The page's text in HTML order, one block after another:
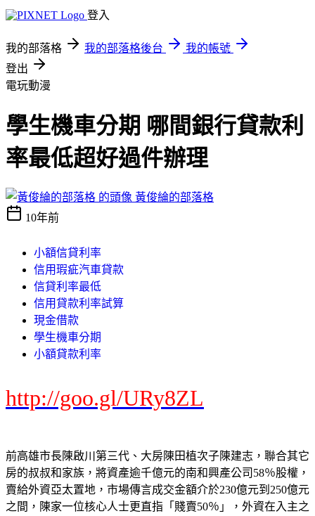
登入
我的部落格 我的部落格後台
我的帳號
登出
電玩動漫
學生機車分期 哪間銀行貸款利
率最低超好過件辦理
黃俊綸的部落格
10年前
小額信貸利率
信用瑕疵汽車貸款
信貸利率最低
信用貸款利率試算
現金借款
學生機車分期
小額貸款利率
http://goo.gl/URy8ZL
前高雄市長陳啟川第三代、大房陳田植次子陳建志，聯合其它
房的叔叔和家族，將資產逾千億元的南和興產公司58％股權，
賣給外資亞太置地，市場傳言成交金額介於230億元到250億元
之間，陳家一位核心人士更直指「賤賣50％」，外資在入主之